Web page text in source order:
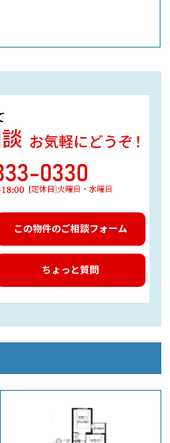
この物件のご相談フォーム
ちょっと質問